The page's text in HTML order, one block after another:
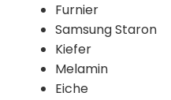
Furnier
Samsung Staron
Kiefer
Melamin
Eiche